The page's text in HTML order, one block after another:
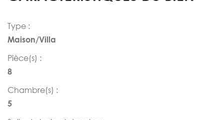
Type :
Maison/Villa
Pièce(s) :
8
Chambre(s) :
5